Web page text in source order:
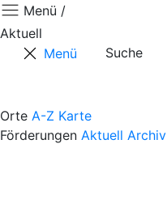
Menü /
Aktuell
Menü
Suche
Orte A-Z Karte
Förderungen Aktuell Archiv